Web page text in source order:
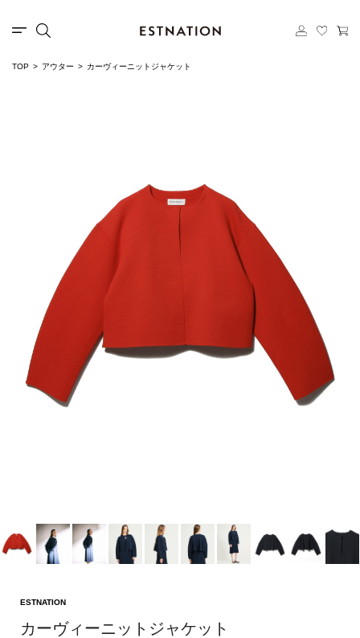
TOP アウター カーヴィーニットジャケット
ESTNATION
カーヴィーニットジャケット